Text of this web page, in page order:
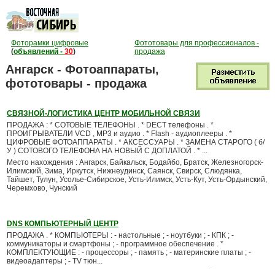
Фоторамки цифровые
(объявлений - 30)
Фототовары для профессионалов -
продажа
Ангарск - Фотоаппараты,
фототовары - продажа
СВЯЗНОЙ-ЛОГИСТИКА ЦЕНТР МОБИЛЬНОЙ СВЯЗИ
ПРОДАЖА : * СОТОВЫЕ ТЕЛЕФОНЫ . * DECT телефоны . *
ПРОИГРЫВАТЕЛИ VCD , MP3 и аудио . * Flash - аудиоплееры . *
ЦИФРОВЫЕ ФОТОАППАРАТЫ . * АКСЕССУАРЫ . * ЗАМЕНА СТАРОГО ( б/
У ) СОТОВОГО ТЕЛЕФОНА НА НОВЫЙ С ДОПЛАТОЙ . * ...
Место нахождения : Ангарск, Байкальск, Бодайбо, Братск, Железногорск-
Илимский, Зима, Иркутск, Нижнеудинск, Саянск, Свирск, Слюдянка,
Тайшет, Тулун, Усолье-Сибирское, Усть-Илимск, Усть-Кут, Усть-Ордынский,
Черемхово, Чунский
DNS КОМПЬЮТЕРНЫЙ ЦЕНТР
ПРОДАЖА . * КОМПЬЮТЕРЫ : - настольные ; - ноутбуки ; - КПК ; -
коммуникаторы и смартфоны ; - программное обеспечение . *
КОМПЛЕКТУЮЩИЕ : - процессоры ; - память ; - материнские платы ; -
видеоадаптеры ; - TV тюн...